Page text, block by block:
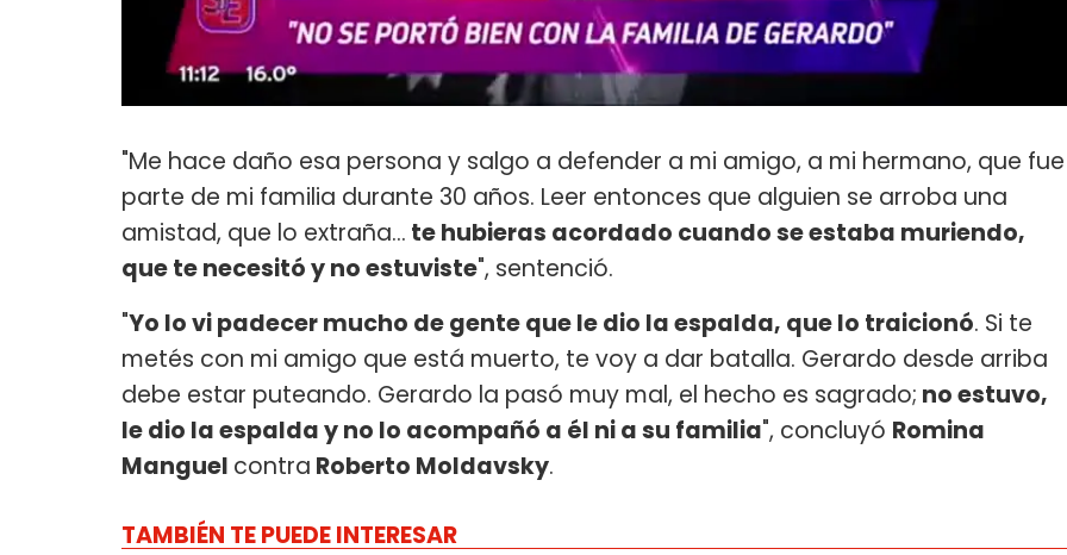
"Me hace daño esa persona y salgo a defender a mi amigo, a mi hermano, que fue
parte de mi familia durante 30 años. Leer entonces que alguien se arroba una
amistad, que lo extraña... te hubieras acordado cuando se estaba muriendo,
que te necesitó y no estuviste", sentenció.
"Yo lo vi padecer mucho de gente que le dio la espalda, que lo traicionó. Si te
metés con mi amigo que está muerto, te voy a dar batalla. Gerardo desde arriba
debe estar puteando. Gerardo la pasó muy mal, el hecho es sagrado; no estuvo,
le dio la espalda y no lo acompañó a él ni a su familia", concluyó Romina
Manguel contra Roberto Moldavsky.
TAMBIÉN TE PUEDE INTERESAR